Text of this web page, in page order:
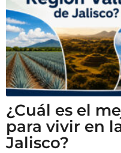
¿Cuál es el
para vivir en
Jalisco?